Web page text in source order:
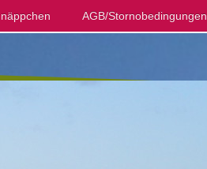
AGB/Stornobedingungen